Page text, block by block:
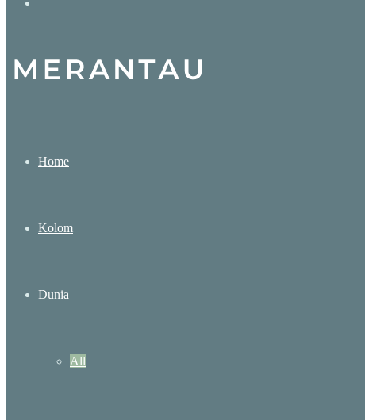
for
Home
Kolom
Dunia
All